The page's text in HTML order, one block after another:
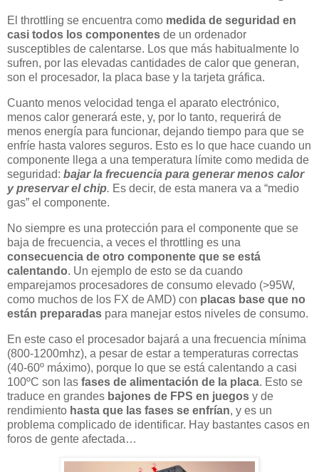
El throttling se encuentra como medida de seguridad en
casi todos los componentes de un ordenador
susceptibles de calentarse. Los que más habitualmente lo
sufren, por las elevadas cantidades de calor que generan,
son el procesador, la placa base y la tarjeta gráfica.
Cuanto menos velocidad tenga el aparato electrónico,
menos calor generará este, y, por lo tanto, requerirá de
menos energía para funcionar, dejando tiempo para que se
enfríe hasta valores seguros. Esto es lo que hace cuando un
componente llega a una temperatura límite como medida de
seguridad: bajar la frecuencia para generar menos calor
y preservar el chip. Es decir, de esta manera va a “medio
gas” el componente.
No siempre es una protección para el componente que se
baja de frecuencia, a veces el throttling es una
consecuencia de otro componente que se está
calentando. Un ejemplo de esto se da cuando
emparejamos procesadores de consumo elevado (>95W,
como muchos de los FX de AMD) con placas base que no
están preparadas para manejar estos niveles de consumo.
En este caso el procesador bajará a una frecuencia mínima
(800-1200mhz), a pesar de estar a temperaturas correctas
(40-60º máximo), porque lo que se está calentando a casi
100ºC son las fases de alimentación de la placa. Esto se
traduce en grandes bajones de FPS en juegos y de
rendimiento hasta que las fases se enfrían, y es un
problema complicado de identificar. Hay bastantes casos en
foros de gente afectada…